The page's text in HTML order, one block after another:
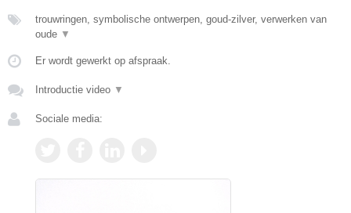
trouwringen, symbolische ontwerpen, goud-zilver, verwerken van
oude ▼
Er wordt gewerkt op afspraak.
Introductie video ▼
Sociale media: